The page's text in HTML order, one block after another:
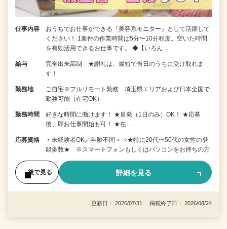
仕事内容
おうちでお仕事ができる『美容系モニター』として活躍して
ください！ 1案件の作業時間は5分〜10分程度。空いた時間
を有効活用できるお仕事です。 ◆【いろん…
給与
完全出来高制 ★謝礼は、最短で当日のうちに受け取れま
す！
勤務地
ご自宅※フルリモート勤務 埼玉県エリアおよび日本全国で
勤務可能（在宅OK）
勤務時間
好きな時間に働けます！ ★単発（1日のみ）OK！ ★応募
後、即お仕事開始も可！ ★在…
応募資格
＜未経験者OK／年齢不問＞⇒★特に20代〜50代の女性の登
録多数★ ※スマートフォンもしくはパソコンをお持ちの方
後で見る 詳細を見る
更新日： 2026/07/31 掲載終了日： 2026/08/24